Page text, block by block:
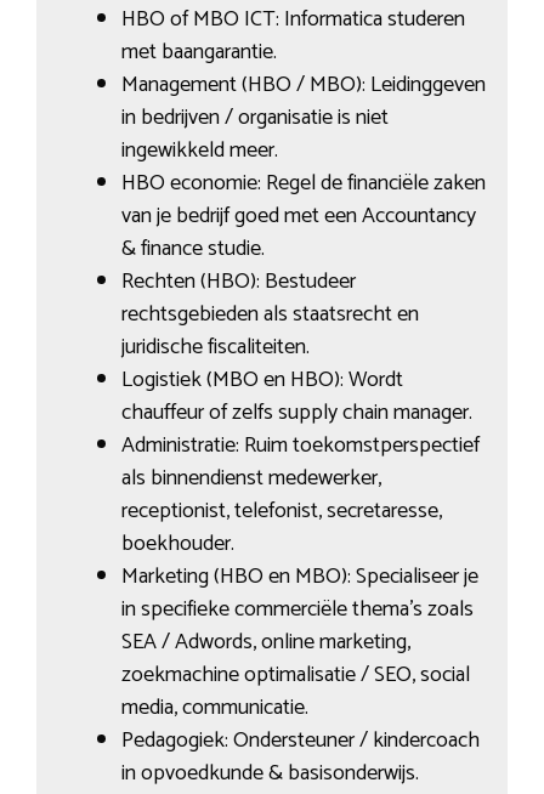
HBO of MBO ICT: Informatica studeren
met baangarantie.
Management (HBO / MBO): Leidinggeven
in bedrijven / organisatie is niet
ingewikkeld meer.
HBO economie: Regel de financiële zaken
van je bedrijf goed met een Accountancy
& finance studie.
Rechten (HBO): Bestudeer
rechtsgebieden als staatsrecht en
juridische fiscaliteiten.
Logistiek (MBO en HBO): Wordt
chauffeur of zelfs supply chain manager.
Administratie: Ruim toekomstperspectief
als binnendienst medewerker,
receptionist, telefonist, secretaresse,
boekhouder.
Marketing (HBO en MBO): Specialiseer je
in specifieke commerciële thema’s zoals
SEA / Adwords, online marketing,
zoekmachine optimalisatie / SEO, social
media, communicatie.
Pedagogiek: Ondersteuner / kindercoach
in opvoedkunde & basisonderwijs.